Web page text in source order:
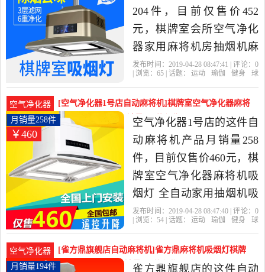
货。
204件，目前仅售价452
元，棋牌室会所空气净化
器家用麻将机房抽烟机麻
将馆吸烟宝升降吊灯是
店精选运动,瑜伽,健身,球迷
用品当中性价比很高的自
动麻将机，由浙江 宁波发
货。
发布时间：2019-04-28 08:47:41 | 评论： 0
| 浏览： 65 | 话题： 运动 瑜伽 健身
球
空气净化器
[空气净化器1号店自动麻将机]棋牌室空气净化器麻将
机吸烟灯 全自动月销量258件仅售460元
￥460
月销量258件
空气净化器1号店的这件自
动麻将机产品月销量258
件，目前仅售价460元，棋
牌室空气净化器麻将机吸
烟灯 全自动家用抽烟机吸
烟宝除抽烟是2019年空气
伽,健身,球迷用品当中性价
比很高的自动麻将机，由
发布时间：2019-04-28 08:47:40 | 评论： 0
| 浏览： 54 | 话题： 运动 瑜伽 健身
球
空气净化器
[雀方鼎旗舰店自动麻将机]雀方鼎麻将机吸烟灯棋牌
室空气净化器麻月销量194件仅售899元
月销量194件
雀方鼎旗舰店的这件自动